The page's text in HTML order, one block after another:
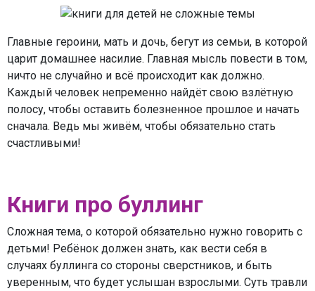
Главные героини, мать и дочь, бегут из семьи, в которой
царит домашнее насилие. Главная мысль повести в том,
ничто не случайно и всё происходит как должно.
Каждый человек непременно найдёт свою взлётную
полосу, чтобы оставить болезненное прошлое и начать
сначала. Ведь мы живём, чтобы обязательно стать
счастливыми!
Книги про буллинг
Сложная тема, о которой обязательно нужно говорить с
детьми! Ребёнок должен знать, как вести себя в
случаях буллинга со стороны сверстников, и быть
уверенным, что будет услышан взрослыми. Суть травли